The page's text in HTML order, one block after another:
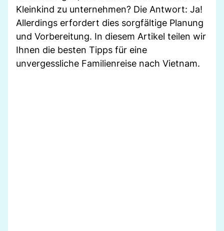
Kleinkind zu unternehmen? Die Antwort: Ja!
Allerdings erfordert dies sorgfältige Planung
und Vorbereitung. In diesem Artikel teilen wir
Ihnen die besten Tipps für eine
unvergessliche Familienreise nach Vietnam.